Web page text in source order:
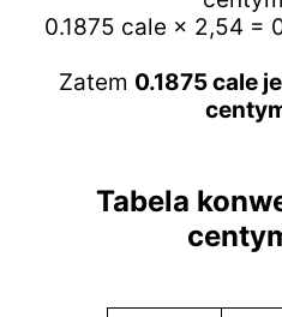
0.1875 cale × 2,54 =
Zatem 0.1875 cale
Tabela